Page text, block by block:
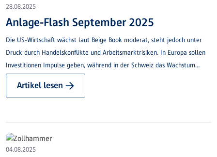
28.08.2025
Anlage-Flash September 2025
Die US-Wirtschaft wächst laut Beige Book moderat, steht jedoch unter
Druck durch Handelskonflikte und Arbeitsmarktrisiken. In Europa sollen
Investitionen Impulse geben, während in der Schweiz das Wachstum
Artikel lesen →
04.08.2025